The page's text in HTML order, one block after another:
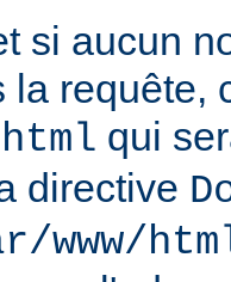
si aucun
la requête,
qui
directive
www/